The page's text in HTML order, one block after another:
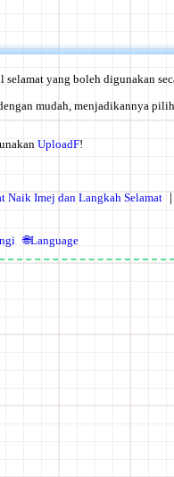
yang boleh digunakan
mudah, menjadikannya
UploadF!
Naik Imej dan Langkah Selamat｜
🌐Language